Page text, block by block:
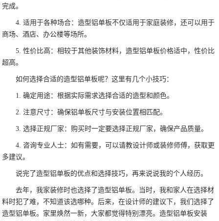
完成。
4. 适用于各种场合：造型铝单板不仅适用于家庭装修，还可以用于
商场、酒店、办公楼等场所。
5. 性价比高：相较于其他装饰材料，造型铝单板价格适中，性价比
超高。
如何选择合适的造型铝单板呢？这里有几个小技巧：
1. 确定用途：根据实际需求选择合适的造型和颜色。
2. 注意尺寸：确保铝单板尺寸与安装位置相匹配。
3. 选择正规厂家：购买时一定要选择正规厂家，确保产品质量。
4. 咨询专业人士：如有需要，可以请教设计师或装修师傅，获取更
多建议。
说完了造型铝单板的优点和选择技巧，再来说说我的个人经历。
去年，我家装修时也选择了造型铝单板。当时，我和家人在选择材
料时犯了难，不知道该选哪种。后来，在设计师的建议下，我们选择了
造型铝单板。家里焕然一新，大家都觉得特别漂亮。造型铝单板安装